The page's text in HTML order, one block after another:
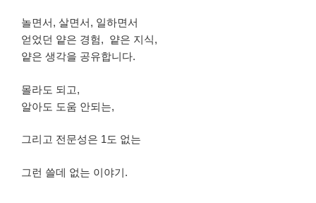
놀면서, 살면서, 일하면서
얻었던 얕은 경험, 얕은 지식,
얕은 생각을 공유합니다.
몰라도 되고,
알아도 도움 안되는,
그리고 전문성은 1도 없는
그런 쓸데 없는 이야기.